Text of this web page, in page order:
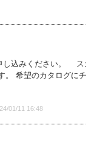
し込みください。
。 希望のカタログ
01/11 16:48